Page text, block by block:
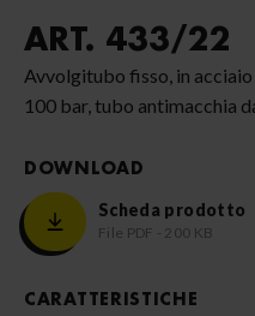
ART. 433/22
Avvolgitubo fisso, in acciaio
100 bar, tubo antimacchia
DOWNLOAD
Scheda prodotto
File PDF - 200 KB
CARATTERISTICHE